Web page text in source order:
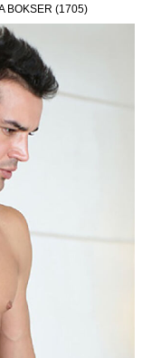
BOKSER (1705)